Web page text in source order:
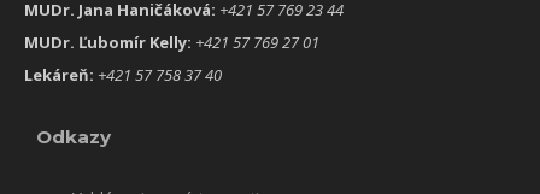
MUDr. Jana Haničáková: +421 57 769 23 44
MUDr. Ľubomír Kelly: +421 57 769 27 01
Lekáreň: +421 57 758 37 40
Odkazy